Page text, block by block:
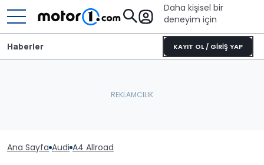
Daha kişisel bir
deneyim için
KAYIT OL / GİRİŞ YAP
Haberler
Ana Sayfa Audi A4 Allroad